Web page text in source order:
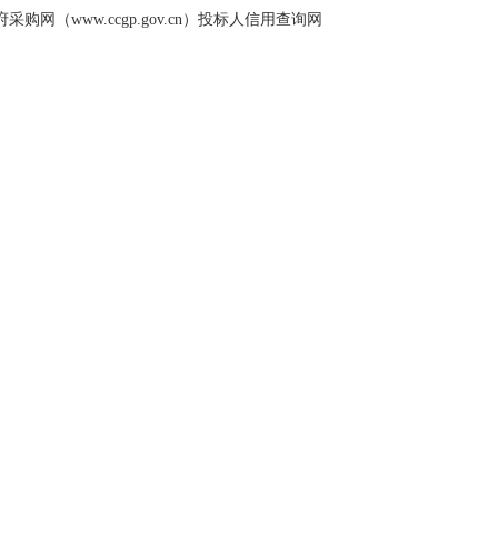
购网（www.ccgp.gov.cn）投标人信用查询网